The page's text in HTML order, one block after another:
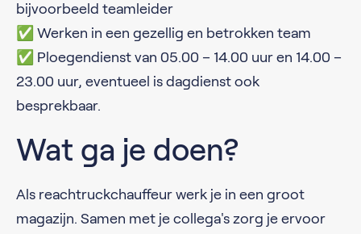
bijvoorbeeld teamleider
✅ Werken in een gezellig en betrokken team
✅ Ploegendienst van 05.00 – 14.00 uur en 14.00 –
23.00 uur, eventueel is dagdienst ook
besprekbaar.
Wat ga je doen?
Als reachtruckchauffeur werk je in een groot
magazijn. Samen met je collega's zorg je ervoor